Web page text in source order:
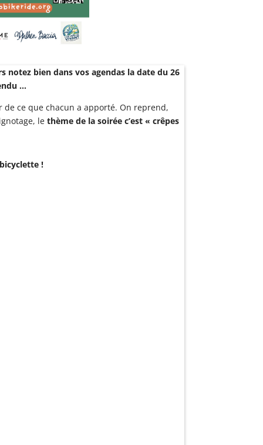
notez bien dans vos agendas la date du 26
…
ce que chacun a apporté. On reprend,
lethème de la soirée c’est « crêpes
!